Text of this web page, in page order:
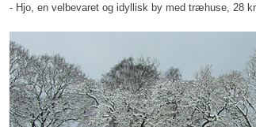
- Hjo, en velbevaret og idyllisk by med træhuse, 28